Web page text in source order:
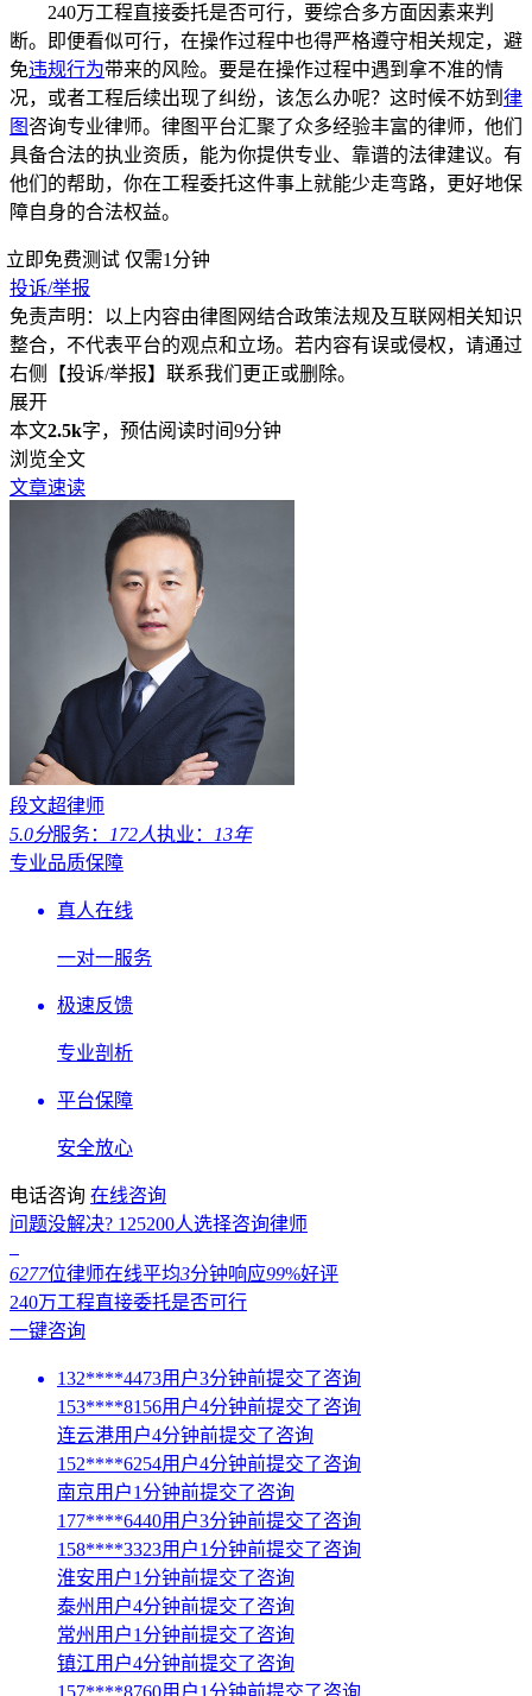
240万工程直接委托是否可行，要综合多方面因素来判
断。即便看似可行，在操作过程中也得严格遵守相关规定，避
免违规行为带来的风险。要是在操作过程中遇到拿不准的情
况，或者工程后续出现了纠纷，该怎么办呢？这时候不妨到 律
图 咨询专业律师。律图平台汇聚了众多经验丰富的律师，他们
具备合法的执业资质，能为你提供专业、靠谱的法律建议。有
他们的帮助，你在工程委托这件事上就能少走弯路，更好地保
障自身的合法权益。
立即免费测试 仅需1分钟
投诉/举报
免责声明：以上内容由律图网结合政策法规及互联网相关知识
整合，不代表平台的观点和立场。若内容有误或侵权，请通过
右侧【投诉/举报】联系我们更正或删除。
展开
本文2.5k字，预估阅读时间9分钟
浏览全文
文章速读
段文超律师
5.0分服务： 172人执业：
13年
专业品质保障
真人在线
一对一服务
极速反馈
专业剖析
平台保障
安全放心
电话咨询 在线咨询
问题没解决? 125200人选择咨询律师
6277位律师在线平均3分钟响应99%好评
240万工程直接委托是否可行
一键咨询
132****4473用户3分钟前提交了咨询
153****8156用户4分钟前提交了咨询
连云港用户4分钟前提交了咨询
152****6254用户4分钟前提交了咨询
南京用户1分钟前提交了咨询
177****6440用户3分钟前提交了咨询
158****3323用户1分钟前提交了咨询
淮安用户1分钟前提交了咨询
泰州用户4分钟前提交了咨询
常州用户1分钟前提交了咨询
镇江用户4分钟前提交了咨询
157****8760用户1分钟前提交了咨询